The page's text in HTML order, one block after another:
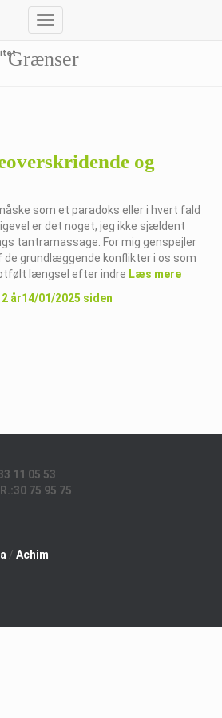
Skift
Grænser
og
som et paradoks eller i hvert fald
er det noget, jeg ikke sjældent
tantramassage. For mig genspejler
grundlæggende konflikter i os som
længsel efter indre Læs mere
2 år14/01/2025 siden
11 05 53
75 95 75
/ Achim